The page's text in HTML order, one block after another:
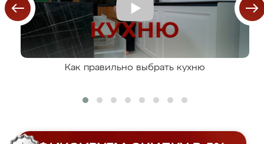
Как правильно выбрать кухню